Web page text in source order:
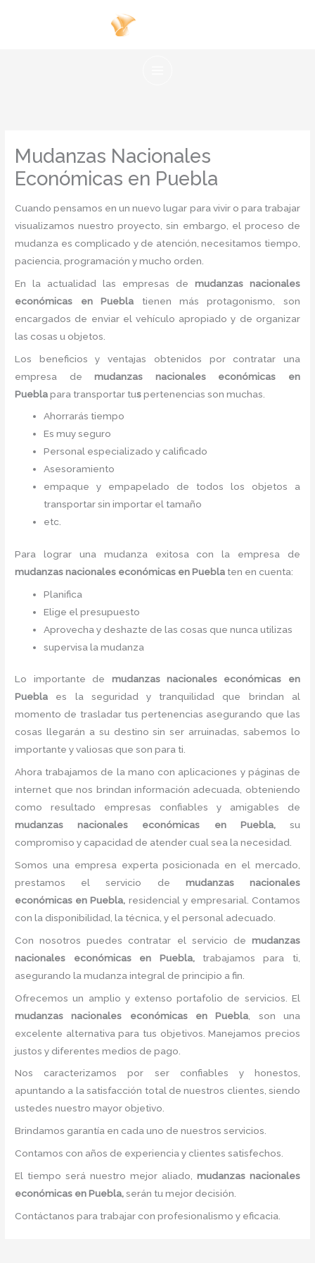
Mudanzas Nacionales
Económicas en Puebla
Cuando pensamos en un nuevo lugar para vivir o para trabajar
visualizamos nuestro proyecto, sin embargo, el proceso de
mudanza es complicado y de atención, necesitamos tiempo,
paciencia, programación y mucho orden.
En la actualidad las empresas de mudanzas nacionales
económicas en Puebla tienen más protagonismo, son
encargados de enviar el vehículo apropiado y de organizar
las cosas u objetos.
Los beneficios y ventajas obtenidos por contratar una
empresa demudanzas nacionales económicas en
Pueblapara transportar tuspertenencias son muchas.
Ahorrarás tiempo
Es muy seguro
Personal especializado y calificado
Asesoramiento
empaque y empapelado de todos los objetos a
transportar sin importar el tamaño
etc.
Para lograr una mudanza exitosa con la empresa de
mudanzas nacionales económicas en Puebla ten en cuenta:
Planifica
Elige el presupuesto
Aprovecha y deshazte de las cosas que nunca utilizas
supervisa la mudanza
Lo importante de mudanzas nacionales económicas en
Puebla es la seguridad y tranquilidad que brindan al
momento de trasladar tus pertenencias asegurando que las
cosas llegarán a su destino sin ser arruinadas, sabemos lo
importante y valiosas que son para ti.
Ahora trabajamos de la mano con aplicaciones y páginas de
internet que nos brindan información adecuada, obteniendo
como resultado empresas confiables y amigables de
mudanzas nacionales económicas
en Puebla, su
compromiso y capacidad de atender cual sea la necesidad.
Somos una empresa experta posicionada en el mercado,
prestamos el servicio de mudanzas nacionales
económicas en Puebla, residencial y empresarial. Contamos
con la disponibilidad, la técnica, y el personal adecuado.
Con nosotros puedes contratar el servicio de mudanzas
nacionales económicas
en Puebla, trabajamos para ti,
asegurando la mudanza integral de principio a fin.
Ofrecemos un amplio y extenso portafolio de servicios. El
mudanzas nacionales económicasen Puebla , son una
excelente alternativa para tus objetivos. Manejamos precios
justos y diferentes medios de pago.
Nos caracterizamos por ser confiables y honestos,
apuntando a la satisfacción total de nuestros clientes, siendo
ustedes nuestro mayor objetivo.
Brindamos garantía en cada uno de nuestros servicios.
Contamos con años de experiencia y clientes satisfechos.
El tiempo será nuestro mejor aliado, mudanzas nacionales
económicas en Puebla,serán tu mejor decisión.
Contáctanos para trabajar con profesionalismo y eficacia.